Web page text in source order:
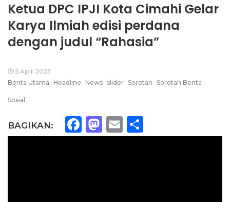
Ketua DPC IPJI Kota Cimahi Gelar
Karya Ilmiah edisi perdana
dengan judul “Rahasia”
5 April 2023
Berita Utama
Headline News slider Sorotan Sorotan Berita
Sosial
BAGIKAN: Facebook
Mastodon
Email